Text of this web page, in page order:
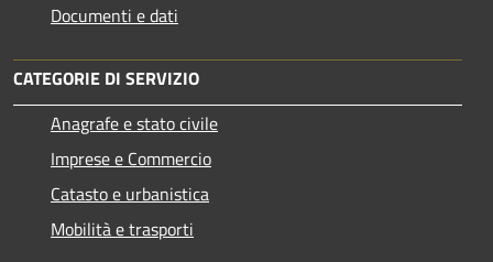
Documenti e dati
CATEGORIE DI SERVIZIO
Anagrafe e stato civile
Imprese e Commercio
Catasto e urbanistica
Mobilità e trasporti